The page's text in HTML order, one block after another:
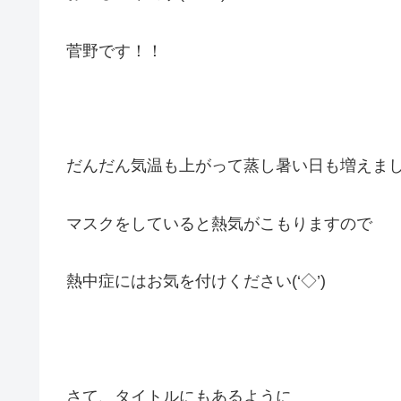
菅野です！！
だんだん気温も上がって蒸し暑い日も増えま
マスクをしていると熱気がこもりますので
熱中症にはお気を付けください(‘◇’)ゞ
さて、タイトルにもあるように